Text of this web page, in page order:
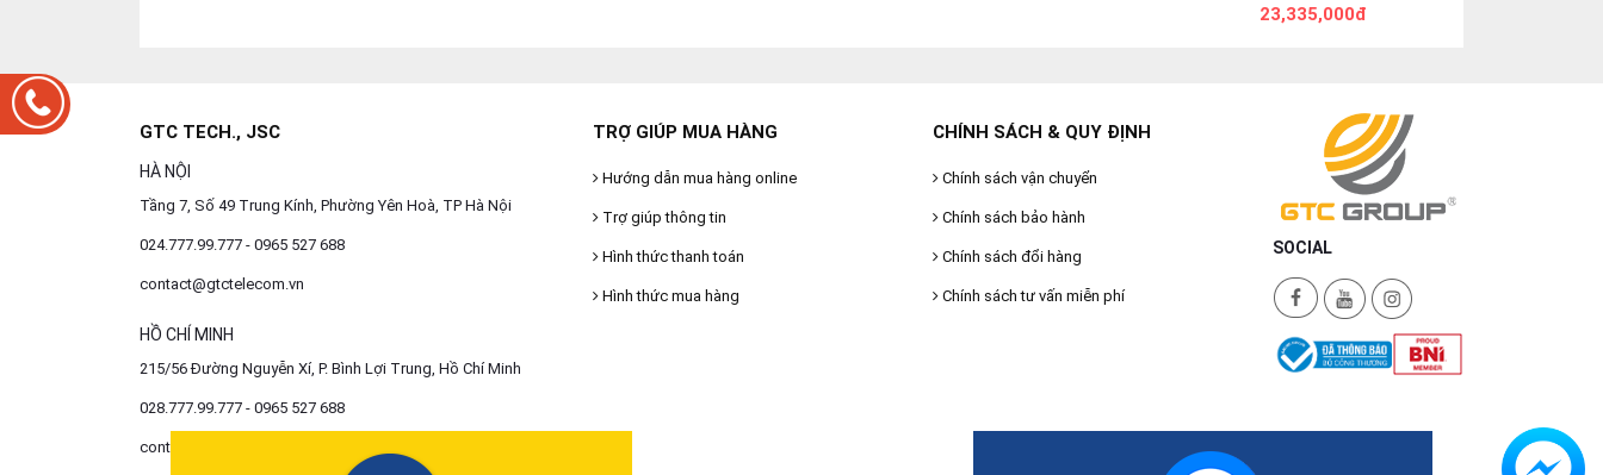
23,335,000đ
GTC TECH., JSC
HÀ NỘI
Tầng 7, Số 49 Trung Kính, Phường Yên Hoà, TP Hà Nội
024.777.99.777 - 0965 527 688
contact@gtctelecom.vn
HỒ CHÍ MINH
215/56 Đường Nguyễn Xí, P. Bình Lợi Trung, Hồ Chí Minh
028.777.99.777 - 0965 527 688
contact@gtctelecom.vn
TRỢ GIÚP MUA HÀNG
Hướng dẫn mua hàng online
Trợ giúp thông tin
Hình thức thanh toán
Hình thức mua hàng
CHÍNH SÁCH & QUY ĐỊNH
Chính sách vận chuyển
Chính sách bảo hành
Chính sách đổi hàng
Chính sách tư vấn miễn phí
SOCIAL